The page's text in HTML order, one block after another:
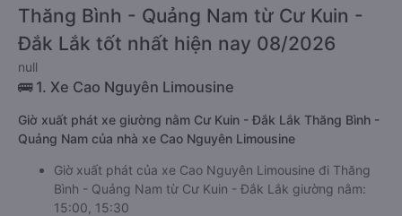
Thăng Bình - Quảng Nam từ Cư Kuin -
Đắk Lắk tốt nhất hiện nay 08/2026
null
🚌 1. Xe Cao Nguyên Limousine
Giờ xuất phát xe giường nằm Cư Kuin - Đắk Lắk Thăng Bình -
Quảng Nam của nhà xe Cao Nguyên Limousine
Giờ xuất phát của xe Cao Nguyên Limousine đi Thăng
Bình - Quảng Nam từ Cư Kuin - Đắk Lắk giường nằm:
15:00, 15:30